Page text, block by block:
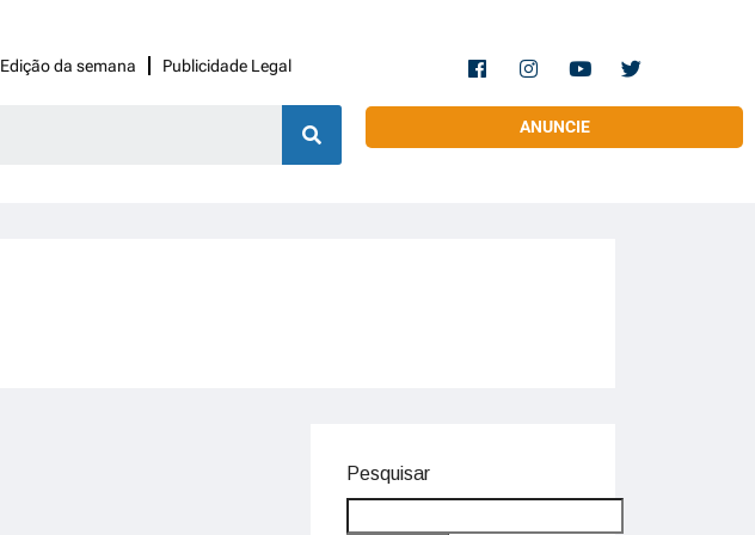
Edição da semana Publicidade Legal
ANUNCIE
Pesquisar